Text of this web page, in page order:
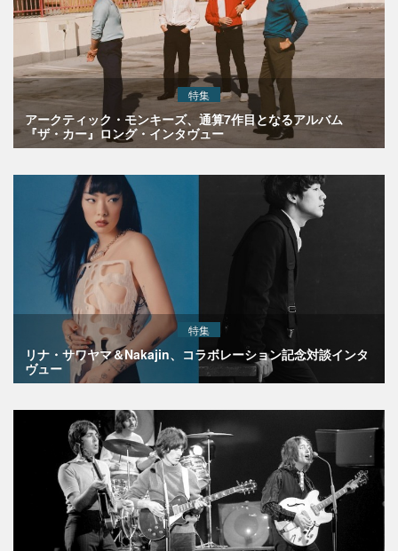
特集
アークティック・モンキーズ、通算7作目となるアルバム
『ザ・カー』ロング・インタヴュー
特集
リナ・サワヤマ＆Nakajin、コラボレーション記念対談インタ
ヴュー